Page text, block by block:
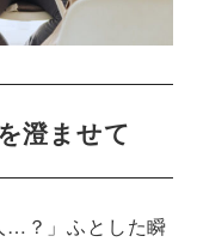
澄ませて
…？」ふとした瞬